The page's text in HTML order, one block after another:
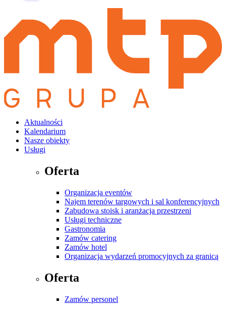
Aktualności
Kalendarium
Nasze obiekty
Usługi
Oferta
Organizacja eventów
Najem terenów targowych i sal konferencyjnych
Zabudowa stoisk i aranżacja przestrzeni
Usługi techniczne
Gastronomia
Zamów catering
Zamów hotel
Organizacja wydarzeń promocyjnych za granicą
Oferta
Zamów personel